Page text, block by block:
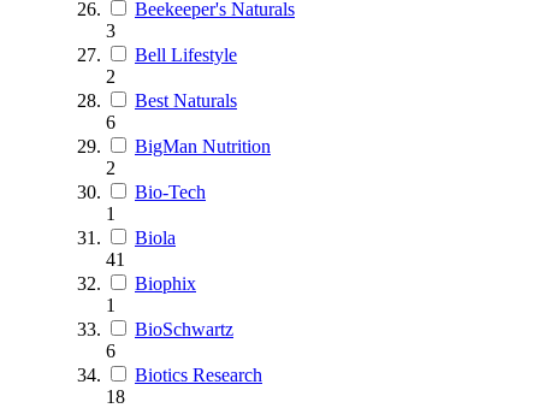
Beekeeper's Naturals
3
Bell Lifestyle
2
Best Naturals
6
BigMan Nutrition
2
Bio-Tech
1
Biola
41
Biophix
1
BioSchwartz
6
Biotics Research
18